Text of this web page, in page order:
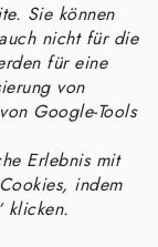
Sie können
nicht für die
für eine
von
Google-Tools
Erlebnis mit
indem
klicken.